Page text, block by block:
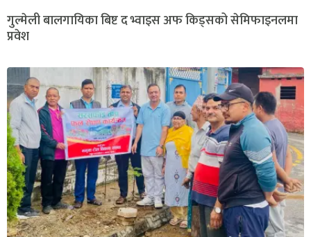
गुल्मेली बालगायिका बिष्ट द भ्वाइस अफ किड्सको सेमिफाइनलमा
प्रवेश